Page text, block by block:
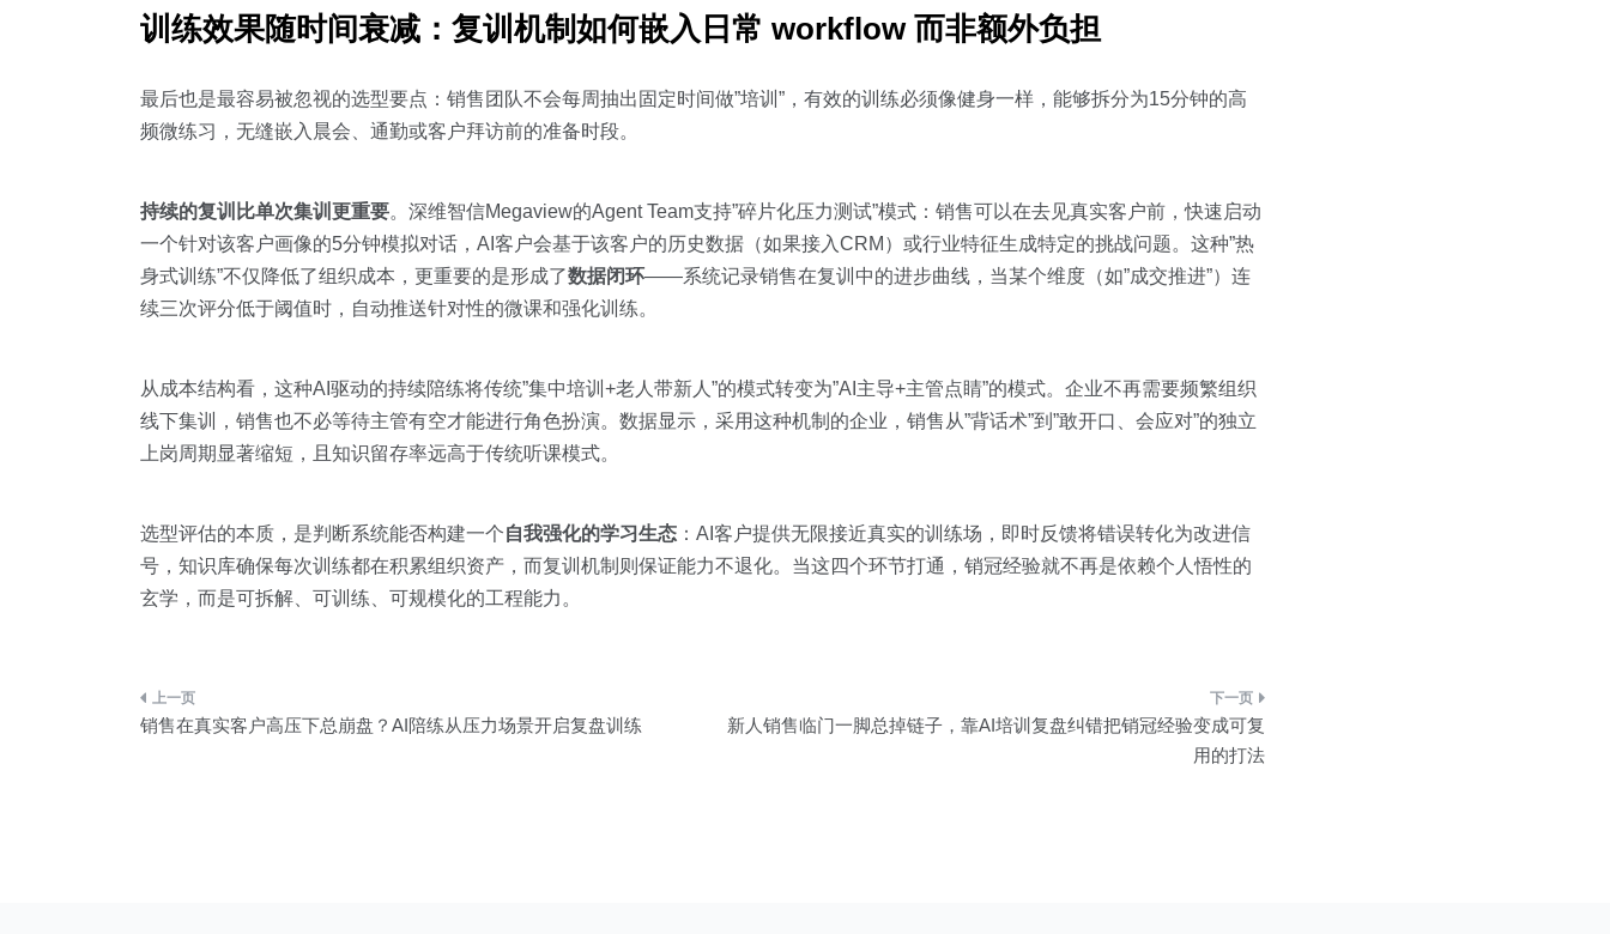
训练效果随时间衰减：复训机制如何嵌入日常 workflow 而非额外负担
最后也是最容易被忽视的选型要点：销售团队不会每周抽出固定时间做”培训”，有效的训练必须像健身一样，能够拆分为15分钟的高
频微练习，无缝嵌入晨会、通勤或客户拜访前的准备时段。
持续的复训比单次集训更重要。深维智信Megaview的Agent Team支持”碎片化压力测试”模式：销售可以在去见真实客户前，快速启动
一个针对该客户画像的5分钟模拟对话，AI客户会基于该客户的历史数据（如果接入CRM）或行业特征生成特定的挑战问题。这种”热
身式训练”不仅降低了组织成本，更重要的是形成了数据闭环——系统记录销售在复训中的进步曲线，当某个维度（如”成交推进”）连
续三次评分低于阈值时，自动推送针对性的微课和强化训练。
从成本结构看，这种AI驱动的持续陪练将传统”集中培训+老人带新人”的模式转变为”AI主导+主管点睛”的模式。企业不再需要频繁组织
线下集训，销售也不必等待主管有空才能进行角色扮演。数据显示，采用这种机制的企业，销售从”背话术”到”敢开口、会应对”的独立
上岗周期显著缩短，且知识留存率远高于传统听课模式。
选型评估的本质，是判断系统能否构建一个自我强化的学习生态 ：AI客户提供无限接近真实的训练场，即时反馈将错误转化为改进信
号，知识库确保每次训练都在积累组织资产，而复训机制则保证能力不退化。当这四个环节打通，销冠经验就不再是依赖个人悟性的
玄学，而是可拆解、可训练、可规模化的工程能力。
文
销售在真实客户高压下总崩盘？AI陪练从压力场景开启复盘训练
新人销售临门一脚总掉链子，靠AI培训复盘纠错把销冠经验变成可复
用的打法